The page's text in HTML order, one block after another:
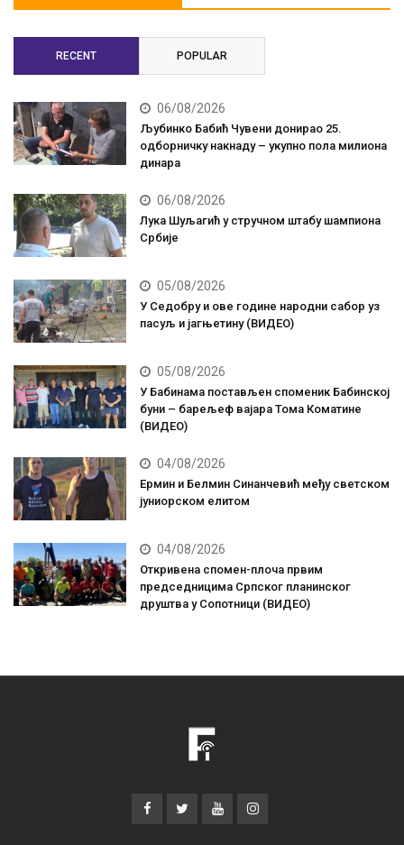
RECENT POPULAR
06/08/2026
Љубинко Бабић Чувени донирао 25.
одборничку накнаду – укупно пола милиона
динара
06/08/2026
Лука Шуљагић у стручном штабу шампиона
Србије
05/08/2026
У Седобру и ове године народни сабор уз
пасуљ и јагњетину (ВИДЕО)
05/08/2026
У Бабинама постављен споменик Бабинској
буни – барељеф вајара Тома Коматине
(ВИДЕО)
04/08/2026
Ермин и Белмин Синанчевић међу светском
јуниорском елитом
04/08/2026
Откривена спомен-плоча првим
председницима Српског планинског
друштва у Сопотници (ВИДЕО)